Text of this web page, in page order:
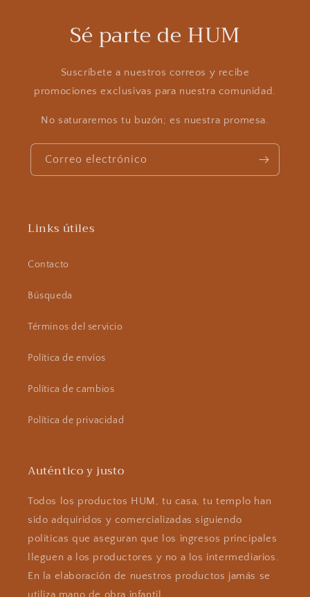
Sé parte de HUM
Suscríbete a nuestros correos y recibe
promociones exclusivas para nuestra comunidad.
No saturaremos tu buzón; es nuestra promesa.
Correo electrónico
Links útiles
Contacto
Búsqueda
Términos del servicio
Política de envíos
Política de cambios
Política de privacidad
Auténtico y justo
Todos los productos HUM, tu casa, tu templo han
sido adquiridos y comercializadas siguiendo
políticas que aseguran que los ingresos principales
lleguen a los productores y no a los intermediarios.
En la elaboración de nuestros productos jamás se